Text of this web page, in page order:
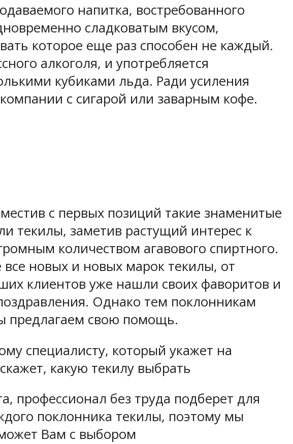
напитка, востребованного
сладковатым вкусом,
которое еще раз способен не каждый.
алкоголя, и употребляется
кубиками льда. Ради усиления
с сигарой или заварным кофе.
с первых позиций такие знаменитые
текилы, заметив растущий интерес к
количеством агавового спиртного.
новых и новых марок текилы, от
клиентов уже нашли своих фаворитов и
Однако тем поклонникам
предлагаем свою помощь.
специалисту, который укажет на
какую текилу выбрать
профессионал без труда подберет для
поклонника текилы, поэтому мы
Вам с выбором